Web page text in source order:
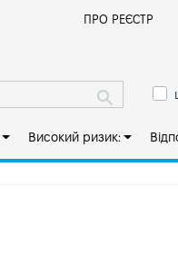
ПРО РЕЄСТР
Високий ризик: